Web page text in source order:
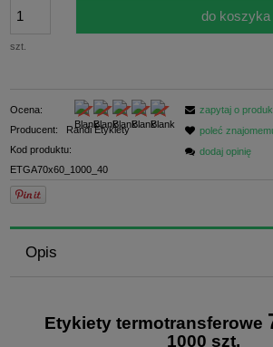
szt.
do koszyka
Ocena:
Producent:
Randi Etykiety
Kod produktu:
ETGA70x60_1000_40
zapytaj o
poleć
dodaj opinię
Opis
Etykiety termotransferowe
1000 szt.